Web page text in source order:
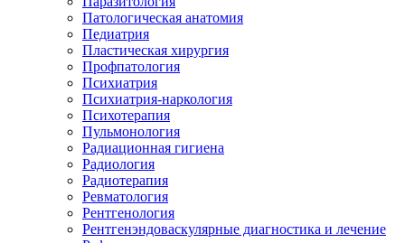
Патологическая анатомия
Педиатрия
Пластическая хирургия
Профпатология
Психиатрия
Психиатрия-наркология
Психотерапия
Пульмонология
Радиационная гигиена
Радиология
Радиотерапия
Ревматология
Рентгенология
Рентгенэндоваскулярные диагностика и лечение